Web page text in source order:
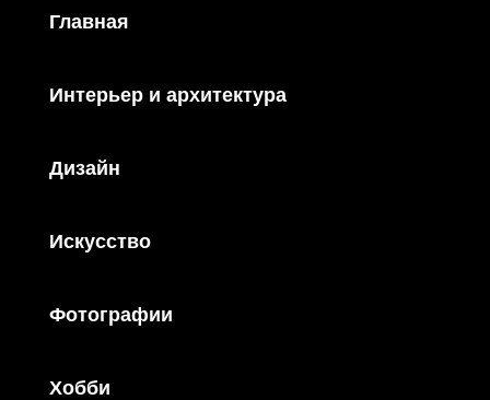
Главная
Интерьер и архитектура
Дизайн
Искусство
Фотографии
Хобби